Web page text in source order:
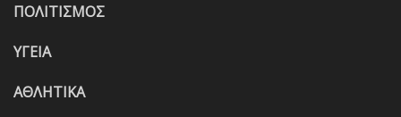
ΠΟΛΙΤΙΣΜΟΣ
ΥΓΕΙΑ
ΑΘΛΗΤΙΚΑ